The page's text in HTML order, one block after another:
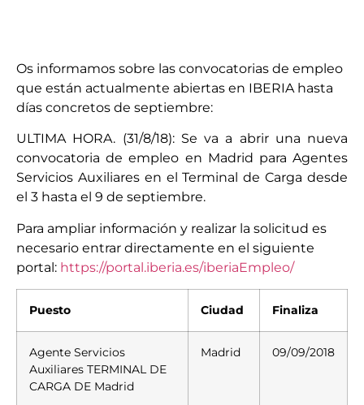
Os informamos sobre las convocatorias de empleo
que están actualmente abiertas en IBERIA hasta
días concretos de septiembre:
ULTIMA HORA. (31/8/18): Se va a abrir una nueva
convocatoria de empleo en Madrid para Agentes
Servicios Auxiliares en el Terminal de Carga desde
el 3 hasta el 9 de septiembre.
Para ampliar información y realizar la solicitud es
necesario entrar directamente en el siguiente
portal: https://portal.iberia.es/iberiaEmpleo/
Puesto Ciudad Finaliza
Agente Servicios
Auxiliares TERMINAL DE
CARGA DE Madrid
Madrid 09/09/2018